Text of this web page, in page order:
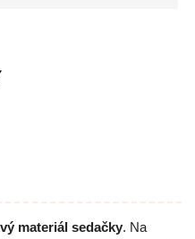
materiál sedačky. Na